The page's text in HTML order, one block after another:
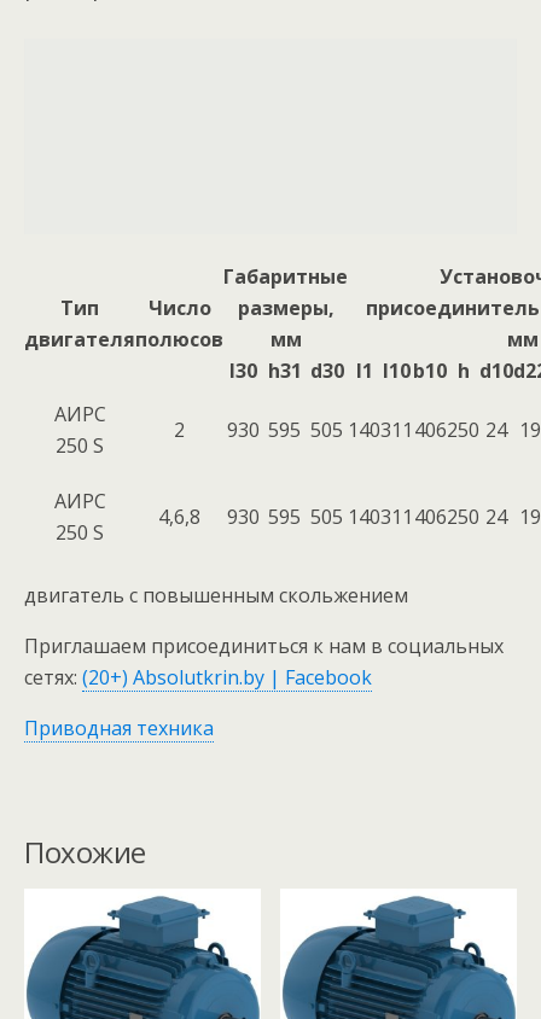
Тип
двигателя
Число
полюсов
Габаритные
размеры,
мм
мм
l30 h31 d30 l1 l10b10 h d10
АИРС
250 S
2 930 595 505 140311 406250 24 19
АИРС
250 S
4,6,8 930 595 505 140311 406250 24 19
двигатель с повышенным скольжением
Приглашаем присоединиться к нам в социальных
сетях: (20+) Absolutkrin.by | Facebook
Приводная техника
Похожие